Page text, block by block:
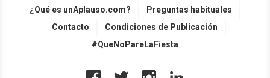
¿Qué es unAplauso.com?
Preguntas habituales
Contacto
Condiciones de Publicación
#QueNoPareLaFiesta